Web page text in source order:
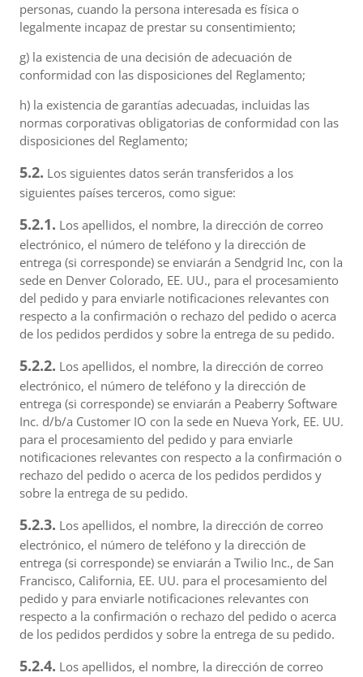
personas, cuando la persona interesada es física o
legalmente incapaz de prestar su consentimiento;
g) la existencia de una decisión de adecuación de
conformidad con las disposiciones del Reglamento;
h) la existencia de garantías adecuadas, incluidas las
normas corporativas obligatorias de conformidad con las
disposiciones del Reglamento;
5.2. Los siguientes datos serán transferidos a los
siguientes países terceros, como sigue:
5.2.1. Los apellidos, el nombre, la dirección de correo
electrónico, el número de teléfono y la dirección de
entrega (si corresponde) se enviarán a Sendgrid Inc, con la
sede en Denver Colorado, EE. UU., para el procesamiento
del pedido y para enviarle notificaciones relevantes con
respecto a la confirmación o rechazo del pedido o acerca
de los pedidos perdidos y sobre la entrega de su pedido.
5.2.2. Los apellidos, el nombre, la dirección de correo
electrónico, el número de teléfono y la dirección de
entrega (si corresponde) se enviarán a Peaberry Software
Inc. d/b/a Customer IO con la sede en Nueva York, EE. UU.
para el procesamiento del pedido y para enviarle
notificaciones relevantes con respecto a la confirmación o
rechazo del pedido o acerca de los pedidos perdidos y
sobre la entrega de su pedido.
5.2.3. Los apellidos, el nombre, la dirección de correo
electrónico, el número de teléfono y la dirección de
entrega (si corresponde) se enviarán a Twilio Inc., de San
Francisco, California, EE. UU. para el procesamiento del
pedido y para enviarle notificaciones relevantes con
respecto a la confirmación o rechazo del pedido o acerca
de los pedidos perdidos y sobre la entrega de su pedido.
5.2.4. Los apellidos, el nombre, la dirección de correo